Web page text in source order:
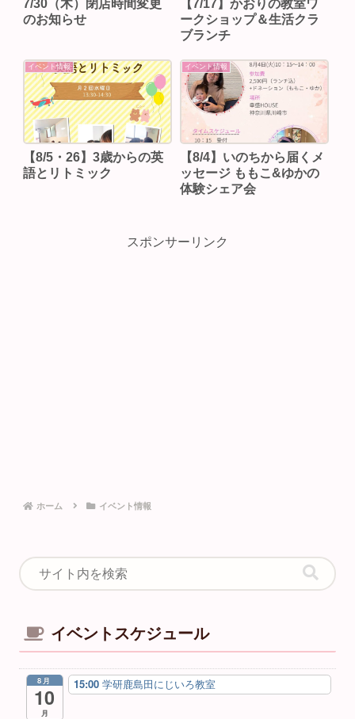
7/30（木）閉店時間変更
のお知らせ
【7/17】かおりの教室ワ
ークショップ＆生活クラ
ブランチ
イベント情報
【8/5・26】3歳からの英
語とリトミック
イベント情報
【8/4】いのちから届くメ
ッセージ ももこ&ゆかの
体験シェア会
スポンサーリンク
ホーム イベント情報
イベントスケジュール
8月
10
月
15:00 学研鹿島田にじいろ教室